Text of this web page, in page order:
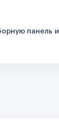
панель и